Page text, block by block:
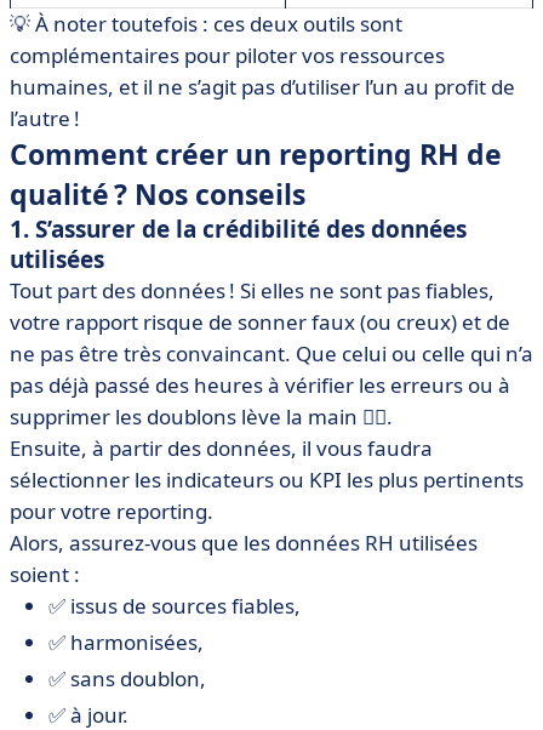
💡 À noter toutefois : ces deux outils sont
complémentaires pour piloter vos ressources
humaines, et il ne s’agit pas d’utiliser l’un au profit de
l’autre !
Comment créer un reporting RH de
qualité ? Nos conseils
1. S’assurer de la crédibilité des données
utilisées
Tout part des données ! Si elles ne sont pas fiables,
votre rapport risque de sonner faux (ou creux) et de
ne pas être très convaincant. Que celui ou celle qui n’a
pas déjà passé des heures à vérifier les erreurs ou à
supprimer les doublons lève la main 🙋‍♀️.
Ensuite, à partir des données, il vous faudra
sélectionner les indicateurs ou KPI les plus pertinents
pour votre reporting.
Alors, assurez-vous que les données RH utilisées
soient :
✅ issus de sources fiables,
✅ harmonisées,
✅ sans doublon,
✅ à jour.